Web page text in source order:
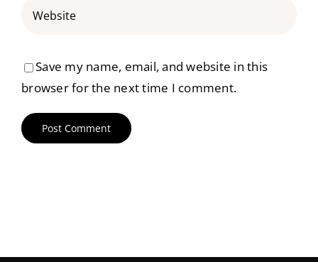
Save my name, email, and website in this
browser for the next time I comment.